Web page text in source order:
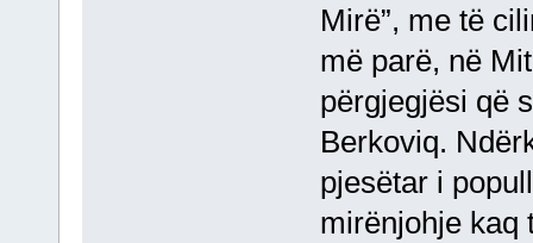
Mirë”, me të
më parë, në
përgjegjësi që
Berkoviq.
pjesëtar i
mirënjohje kaq